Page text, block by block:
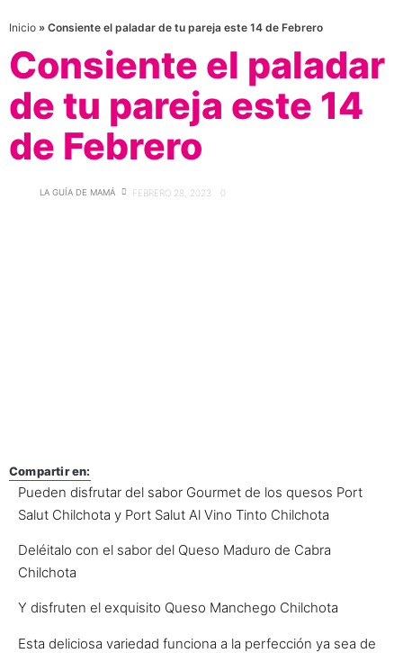
Inicio » Consiente el paladar de tu pareja este 14 de Febrero
Consiente el paladar
de tu pareja este 14
de Febrero
LA GUÍA DE MAMÁ FEBRERO 28, 2023 0
Compartir en:
Pueden disfrutar del sabor Gourmet de los quesos Port
Salut Chilchota y Port Salut Al Vino Tinto Chilchota
Deléitalo con el sabor del Queso Maduro de Cabra
Chilchota
Y disfruten el exquisito Queso Manchego Chilchota
Esta deliciosa variedad funciona a la perfección ya sea de